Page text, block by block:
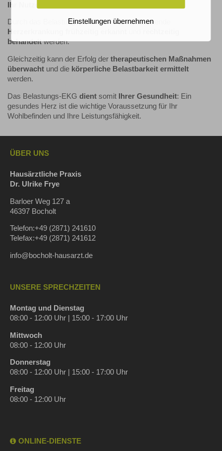
Ihr Nutzen
Durch das Belastungs-EKG kann eine bestehende
Herzerkrankung frühzeitig erkannt
behandeltwerden.
Gleichzeitig kann der Erfolg der therapeutischen Maßnahmen
überwacht und die körperliche Belastbarkeit ermittelt
werden.
Das Belastungs-EKG dient somit Ihrer Gesundheit: Ein
gesundes Herz ist die wichtige Voraussetzung für Ihr
Wohlbefinden und Ihre Leistungsfähigkeit.
ÜBER UNS
Hausärztliche Praxis
Dr. Ulrike Frye
Barloer Weg 127 a
46397 Bocholt
Telefon:+49 (2871) 241610
Telefax:+49 (2871) 241612
info@bocholt-hausarzt.de
UNSERE SPRECHZEITEN
Montag und Dienstag
08:00 - 12:00 Uhr | 15:00 - 17:00 Uhr
Mittwoch
08:00 - 12:00 Uhr
Donnerstag
08:00 - 12:00 Uhr | 15:00 - 17:00 Uhr
Freitag
08:00 - 12:00 Uhr
ONLINE-DIENSTE
Einstellungen übernehmen